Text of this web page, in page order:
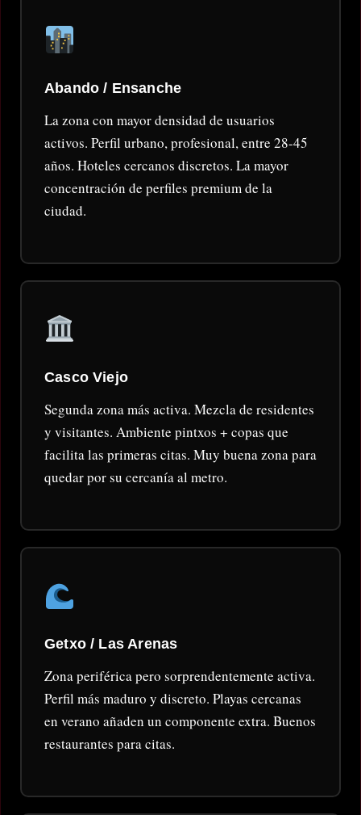
Abando / Ensanche
La zona con mayor densidad de usuarios
activos. Perfil urbano, profesional, entre 28-45
años. Hoteles cercanos discretos. La mayor
concentración de perfiles premium de la
ciudad.
Casco Viejo
Segunda zona más activa. Mezcla de residentes
y visitantes. Ambiente pintxos + copas que
facilita las primeras citas. Muy buena zona para
quedar por su cercanía al metro.
Getxo / Las Arenas
Zona periférica pero sorprendentemente activa.
Perfil más maduro y discreto. Playas cercanas
en verano añaden un componente extra. Buenos
restaurantes para citas.